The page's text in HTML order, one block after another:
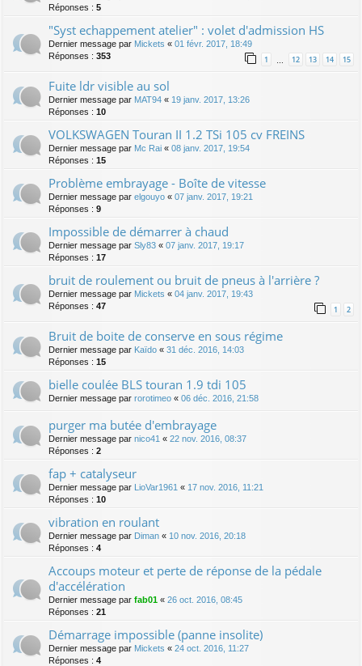
Réponses : 5
"Syst echappement atelier" : volet d'admission HS
Dernier message par Mickets « 01 févr. 2017, 18:49
Réponses : 353 1 12 13 14 15
Fuite ldr visible au sol
Dernier message par MAT94 « 19 janv. 2017, 13:26
Réponses : 10
VOLKSWAGEN Touran II 1.2 TSi 105 cv FREINS
Dernier message par Mc Rai « 08 janv. 2017, 19:54
Réponses : 15
Problème embrayage - Boîte de vitesse
Dernier message par elgouyo « 07 janv. 2017, 19:21
Réponses : 9
Impossible de démarrer à chaud
Dernier message par Sly83 « 07 janv. 2017, 19:17
Réponses : 17
bruit de roulement ou bruit de pneus à l'arrière ?
Dernier message par Mickets « 04 janv. 2017, 19:43
Réponses : 47 1 2
Bruit de boite de conserve en sous régime
Dernier message par Kaïdo « 31 déc. 2016, 14:03
Réponses : 15
bielle coulée BLS touran 1.9 tdi 105
Dernier message par rorotimeo « 06 déc. 2016, 21:58
purger ma butée d'embrayage
Dernier message par nico41 « 22 nov. 2016, 08:37
Réponses : 2
fap + catalyseur
Dernier message par LioVar1961 « 17 nov. 2016, 11:21
Réponses : 10
vibration en roulant
Dernier message par Diman « 10 nov. 2016, 20:18
Réponses : 4
Accoups moteur et perte de réponse de la pédale
d'accélération
Dernier message par fab01 « 26 oct. 2016, 08:45
Réponses : 21
Démarrage impossible (panne insolite)
Dernier message par Mickets « 24 oct. 2016, 11:27
Réponses : 4